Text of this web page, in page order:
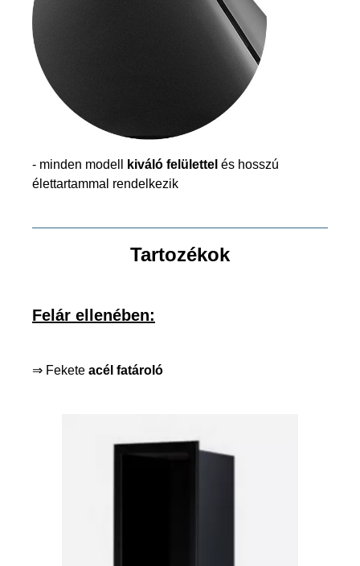
- minden modell kiváló felülettel és hosszú
élettartammal rendelkezik
Tartozékok
Felár ellenében:
⇒ Fekete acél fatároló